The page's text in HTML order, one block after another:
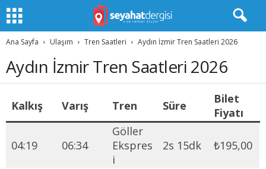
Ana Sayfa Ulaşım Tren Saatleri Aydın İzmir Tren Saatleri 2026
Aydın İzmir Tren Saatleri 2026
Kalkış Varış Tren Süre
Bilet
Fiyatı
04:19 06:34
Göller
Ekspres
i
2s 15dk ₺195,00